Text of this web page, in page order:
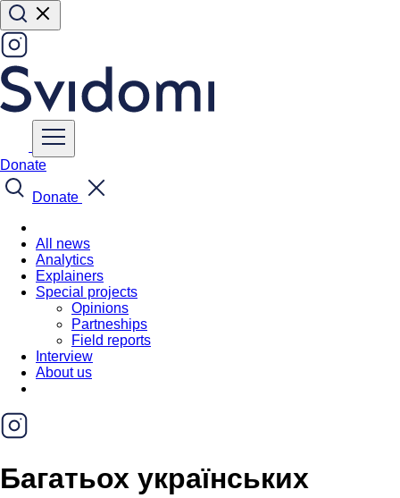
Donate
Donate
All news
Analytics
Explainers
Special projects
Opinions
Partneships
Field reports
Interview
About us
Багатьох українських